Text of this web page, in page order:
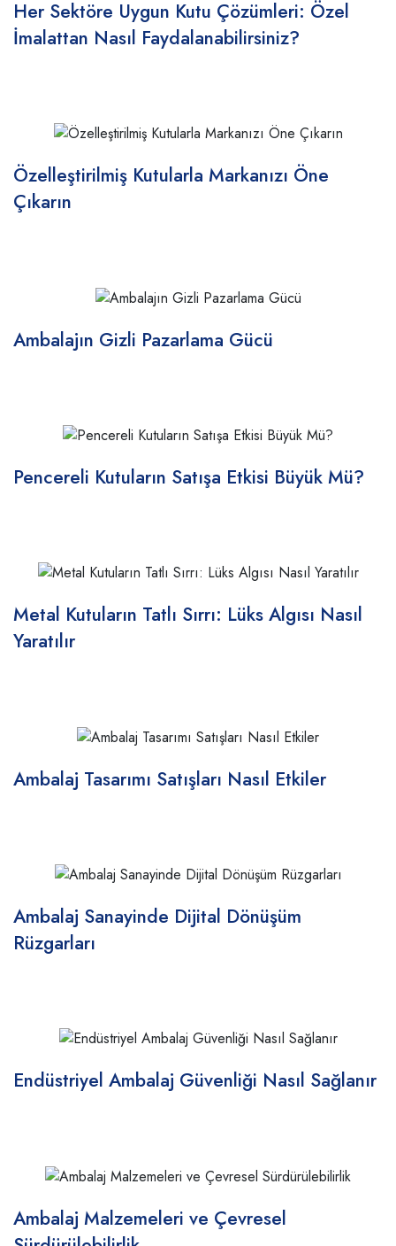
Her Sektöre Uygun Kutu Çözümleri: Özel
İmalattan Nasıl Faydalanabilirsiniz?
Özelleştirilmiş Kutularla Markanızı Öne
Çıkarın
Ambalajın Gizli Pazarlama Gücü
Pencereli Kutuların Satışa Etkisi Büyük Mü?
Metal Kutuların Tatlı Sırrı: Lüks Algısı Nasıl
Yaratılır
Ambalaj Tasarımı Satışları Nasıl Etkiler
Ambalaj Sanayinde Dijital Dönüşüm
Rüzgarları
Endüstriyel Ambalaj Güvenliği Nasıl Sağlanır
Ambalaj Malzemeleri ve Çevresel